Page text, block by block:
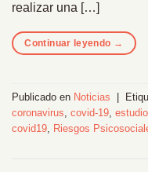
realizar una […]
Continuar leyendo →
Publicado en Noticias |
coronavirus covid-19
covid19 Riesgos